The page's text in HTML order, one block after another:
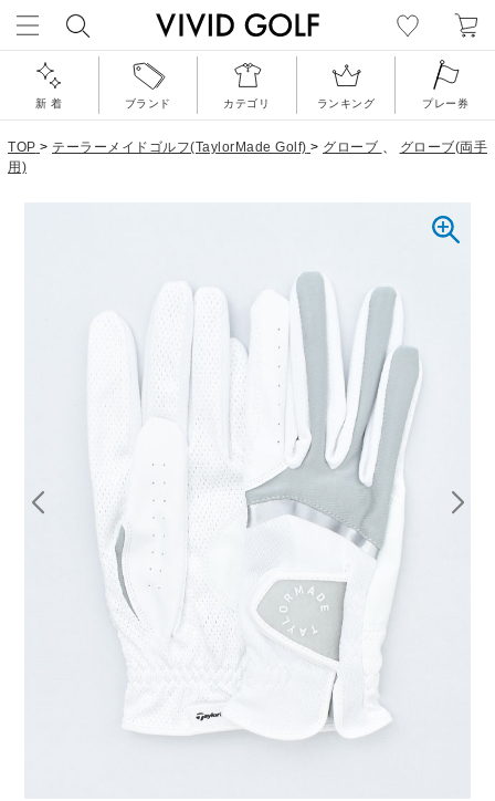
新 着 ブランド カテゴリ ランキング プレー券
TOP > テーラーメイドゴルフ(TaylorMade Golf) > グローブ 、
グローブ(両手
用)